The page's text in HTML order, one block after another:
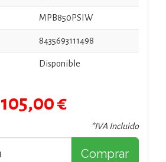
MPB850PSIW
8435693111498
Disponible
105,00 €
*IVA Incluido
Comprar